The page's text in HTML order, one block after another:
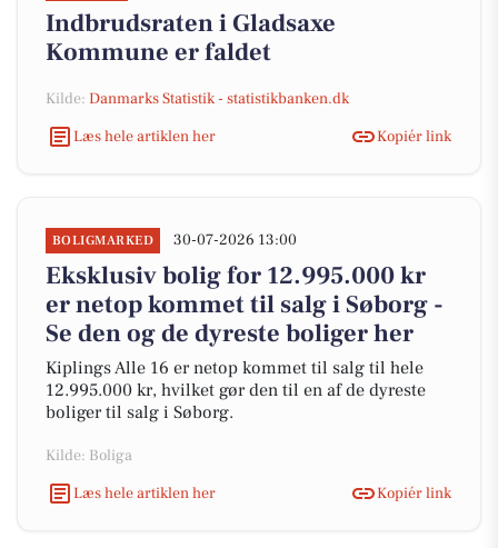
Indbrudsraten i Gladsaxe
Kommune er faldet
Kilde: Danmarks Statistik - statistikbanken.dk
Læs hele artiklen her
Kopiér link
BOLIGMARKED 30-07-2026 13:00
Eksklusiv bolig for 12.995.000 kr
er netop kommet til salg i Søborg -
Se den og de dyreste boliger her
Kiplings Alle 16 er netop kommet til salg til hele
12.995.000 kr, hvilket gør den til en af de dyreste
boliger til salg i Søborg.
Kilde: Boliga
Læs hele artiklen her
Kopiér link